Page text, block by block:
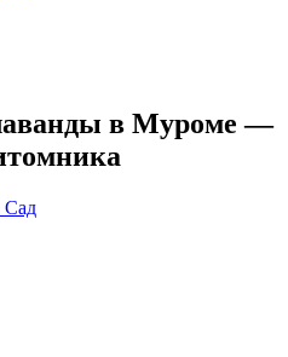
в Муроме —
Сад